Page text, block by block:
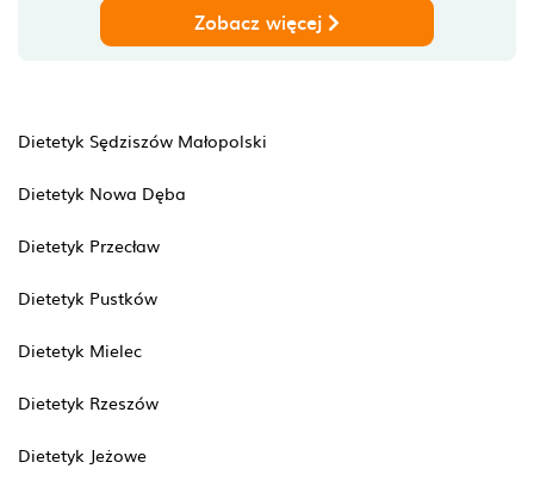
Zobacz więcej
Dietetyk Sędziszów Małopolski
Dietetyk Nowa Dęba
Dietetyk Przecław
Dietetyk Pustków
Dietetyk Mielec
Dietetyk Rzeszów
Dietetyk Jeżowe